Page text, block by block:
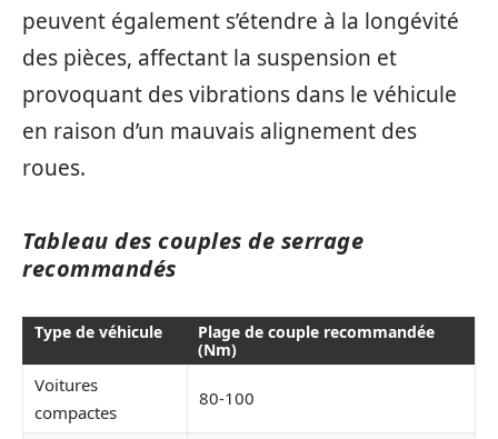
peuvent également s’étendre à la longévité
des pièces, affectant la suspension et
provoquant des vibrations dans le véhicule
en raison d’un mauvais alignement des
roues.
Tableau des couples de serrage
recommandés
Type de véhicule
Plage de couple recommandée
(Nm)
Voitures
compactes
80-100